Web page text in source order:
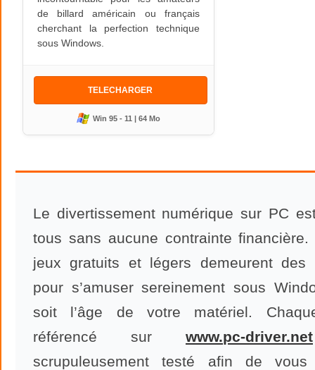
de billard américain ou français
cherchant la perfection technique
sous Windows.
TELECHARGER
Win 95 - 11 | 64 Mo
Le divertissement numérique sur PC
tous sans aucune contrainte
jeux gratuits et légers demeurent des
pour s’amuser sereinement sous
soit l’âge de votre matériel.
référencé sur www.pc-driver.net
scrupuleusement testé afin de